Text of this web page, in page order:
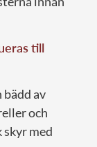
till
bädd av
och
skyr med